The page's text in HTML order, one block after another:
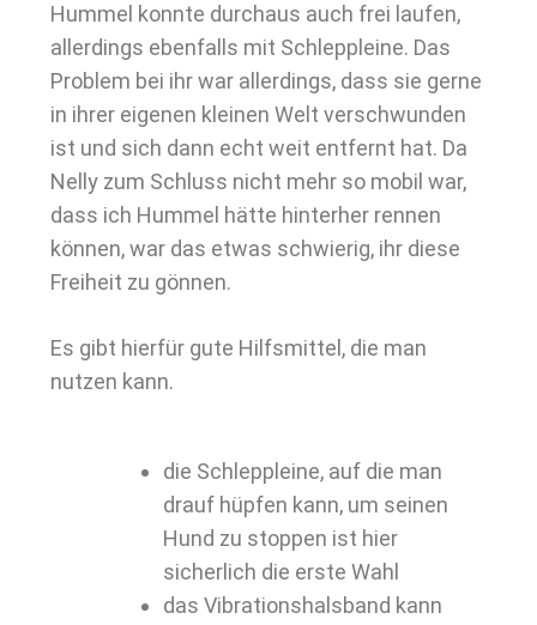
Hummel konnte durchaus auch frei laufen,
allerdings ebenfalls mit Schleppleine. Das
Problem bei ihr war allerdings, dass sie gerne
in ihrer eigenen kleinen Welt verschwunden
ist und sich dann echt weit entfernt hat. Da
Nelly zum Schluss nicht mehr so mobil war,
dass ich Hummel hätte hinterher rennen
können, war das etwas schwierig, ihr diese
Freiheit zu gönnen.
Es gibt hierfür gute Hilfsmittel, die man
nutzen kann.
die Schleppleine, auf die man
drauf hüpfen kann, um seinen
Hund zu stoppen ist hier
sicherlich die erste Wahl
das Vibrationshalsband kann